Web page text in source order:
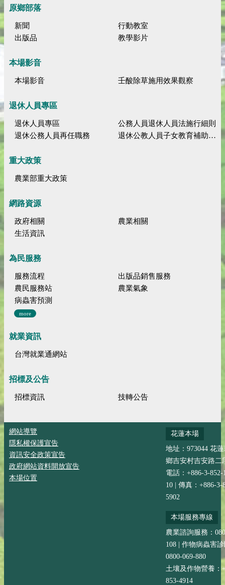
原鄉部落
新聞
行動教室
出版品
教學影片
本場影音
本場影音 壬酸除草施用效果觀察
退休人員專區
退休人員專區
公務人員退休人員法施行細則
退休公務人員再任職務
退休公教人員子女教育補助規定
重大政策
農業部重大政策
網路資源
政府相關
農業相關
生活資訊
為民服務
服務流程
出版品銷售服務
農民服務站
農業氣象
病蟲害預測
more
就業資訊
台灣就業通網站
招標及公告
招標資訊 技轉公告
網站導覽
隱私權保護宣告
資訊安全政策宣告
政府網站資料開放宣告
本場位置
花蓮本場
地址：973044 花
鄉吉安村吉安路二
電話：+886-3-852-
10 | 傳真：+886-3-
5902
本場服務專線
農業諮詢服務：
108 | 作物病蟲害
0800-069-880
土壤及作物營養：
853-4914